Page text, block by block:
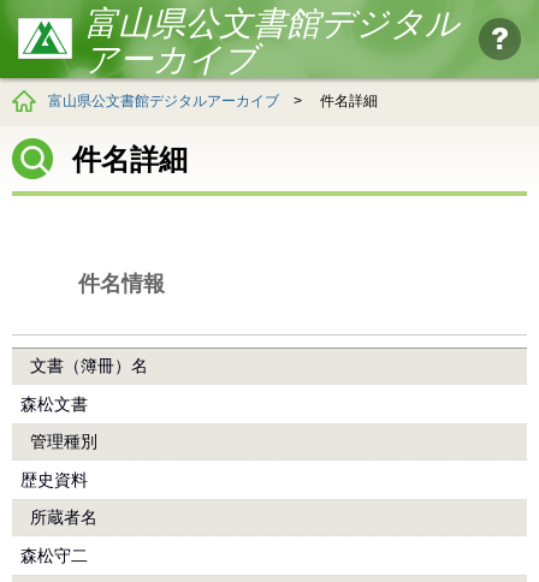
富山県公文書館デジタル
アーカイブ
富山県公文書館デジタルアーカイブ > 件名詳細
件名詳細
件名情報
文書（簿冊）名
森松文書
管理種別
歴史資料
所蔵者名
森松守二